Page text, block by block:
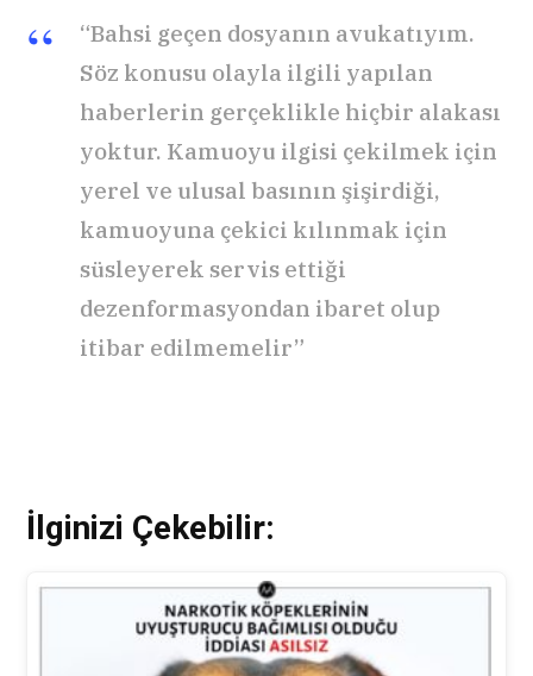
“Bahsi geçen dosyanın avukatıyım.
Söz konusu olayla ilgili yapılan
haberlerin gerçeklikle hiçbir alakası
yoktur. Kamuoyu ilgisi çekilmek için
yerel ve ulusal basının şişirdiği,
kamuoyuna çekici kılınmak için
süsleyerek servis ettiği
dezenformasyondan ibaret olup
itibar edilmemelir”
İlginizi Çekebilir: